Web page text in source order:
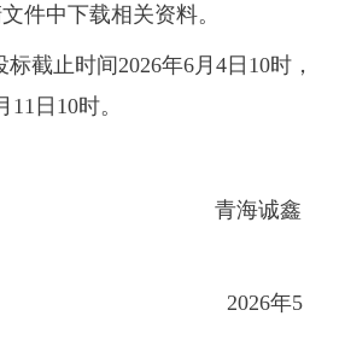
件中下载相关资料。
截止时间2026年6月4日10时，
日10时。
诚鑫
年5